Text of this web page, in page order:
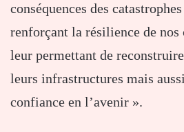
conséquences des
renforçant la résilience de nos
leur permettant de
leurs infrastructures mais
confiance en l’avenir ».